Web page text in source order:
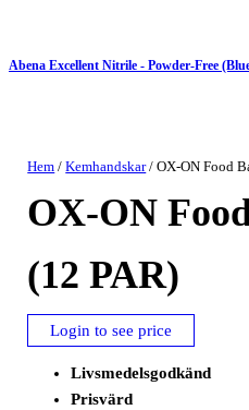
Abena Excellent Nitrile - Powder-Free
Hem /Kemhandskar/ OX-ON Food
OX-ON
(12 PAR)
Login to see price
Livsmedelsgodkänd
Prisvärd